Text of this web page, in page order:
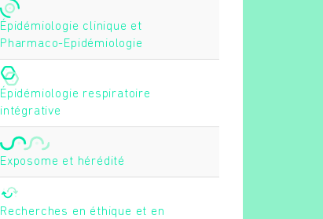
Épidémiologie clinique et
Pharmaco-Epidémiologie
Épidémiologie respiratoire
intégrative
Exposome et hérédité
Recherches en éthique et en